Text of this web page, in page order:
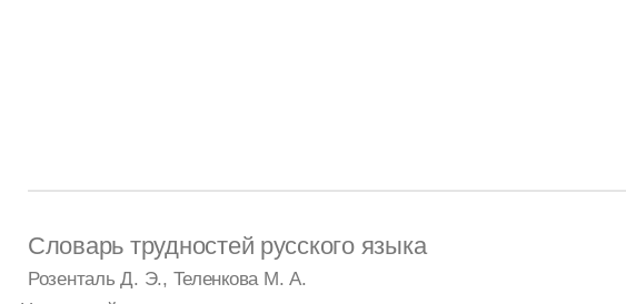
Словарь трудностей русского языка
Розенталь Д. Э., Теленкова М. А.